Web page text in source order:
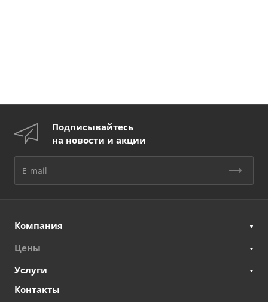
Подписывайтесь
на новости и акции
Компания
Цены
Услуги
Контакты